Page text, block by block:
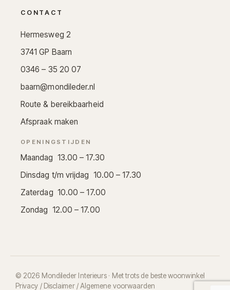
CONTACT
Hermesweg 2
3741 GP Baarn
0346 – 35 20 07
baarn@mondileder.nl
Route & bereikbaarheid
Afspraak maken
OPENINGSTIJDEN
Maandag 13.00 – 17.30
Dinsdag t/m vrijdag 10.00 – 17.30
Zaterdag 10.00 – 17.00
Zondag 12.00 – 17.00
© 2026 Mondileder Interieurs · Met trots de beste woonwinkel
Privacy / Disclaimer / Algemene voorwaarden